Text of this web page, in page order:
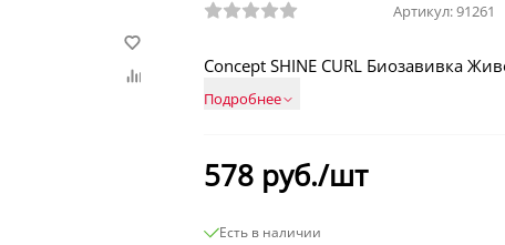
Артикул:91261
Concept SHINE CURL Биозавивка
Подробнее
578 руб./шт
Есть в наличии